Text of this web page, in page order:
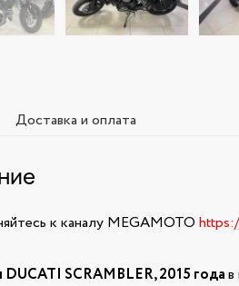
Доставка и оплата
к каналу MEGAMOTO
SCRAMBLER, 2015 года